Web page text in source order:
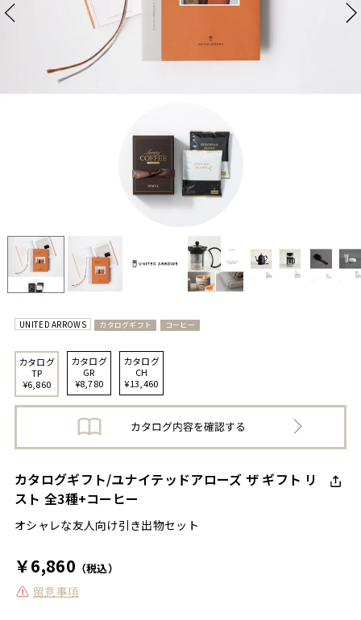
UNITED ARROWS カタログギフト コーヒー
カタログ
TP
¥6,860
カタログ
GR
¥8,780
カタログ
CH
¥13,460
カタログギフト/ユナイテッドアローズ ザ ギフト リ
スト 全3種+コーヒー
オシャレな友人向け引き出物セット
￥6,860 （税込）
留意事項